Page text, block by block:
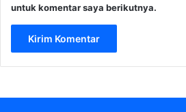
untuk komentar saya berikutnya.